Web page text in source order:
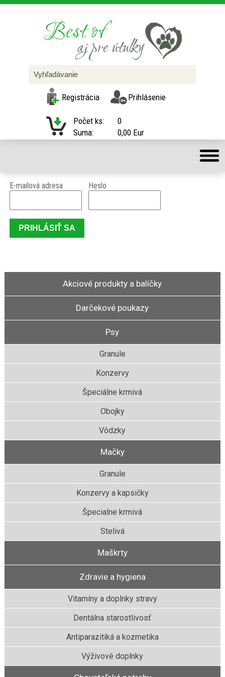
Registrácia Prihlásenie
Počet ks:
0
Suma:
0,00 Eur
E-mailová adresa Heslo
Akciové produkty a balíčky
Darčekové poukazy
Psy
Granule
Konzervy
Špeciálne krmivá
Obojky
Vôdzky
Mačky
Granule
Konzervy a kapsičky
Špecialne krmivá
Stelivá
Maškrty
Zdravie a hygiena
Vitamíny a doplnky stravy
Dentálna starostlivosť
Antiparazitiká a kozmetika
Výživové doplnky